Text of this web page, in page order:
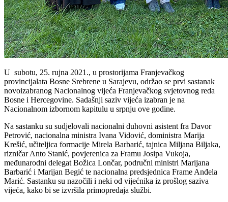
U subotu, 25. rujna 2021., u prostorijama Franjevačkog
provincijalata Bosne Srebrene u Sarajevu, održao se prvi sastanak
novoizabranog Nacionalnog vijeća Franjevačkog svjetovnog reda
Bosne i Hercegovine. Sadašnji saziv vijeća izabran je na
Nacionalnom izbornom kapitulu u srpnju ove godine.
Na sastanku su sudjelovali nacionalni duhovni asistent fra Davor
Petrović, nacionalna ministra Ivana Vidović, doministra Marija
Krešić, učiteljica formacije Mirela Barbarić, tajnica Miljana Biljaka,
rizničar Anto Stanić, povjerenica za Framu Josipa Vukoja,
međunarodni delegat Božica Lončar, područni ministri Marijana
Barbarić i Marijan Begić te nacionalna predsjednica Frame Anđela
Marić. Sastanku su nazočili i neki od vijećnika iz prošlog saziva
vijeća, kako bi se izvršila primopredaja službi.